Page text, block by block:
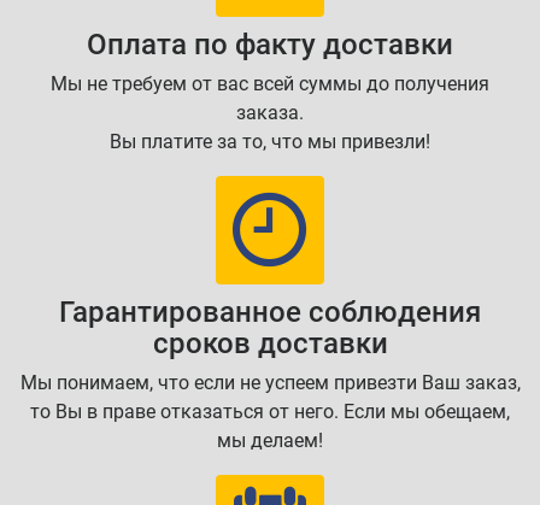
Оплата по факту доставки
Мы не требуем от вас всей суммы до получения
заказа.
Вы платите за то, что мы привезли!
Гарантированное соблюдения
сроков доставки
Мы понимаем, что если не успеем привезти Ваш заказ,
то Вы в праве отказаться от него. Если мы обещаем,
мы делаем!